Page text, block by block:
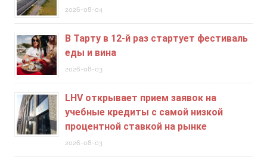
2026-08-04
В Тарту в 12-й раз стартует фестиваль
еды и вина
2026-08-03
LHV открывает прием заявок на
учебные кредиты c самой низкой
процентной ставкой на рынке
2026-08-03